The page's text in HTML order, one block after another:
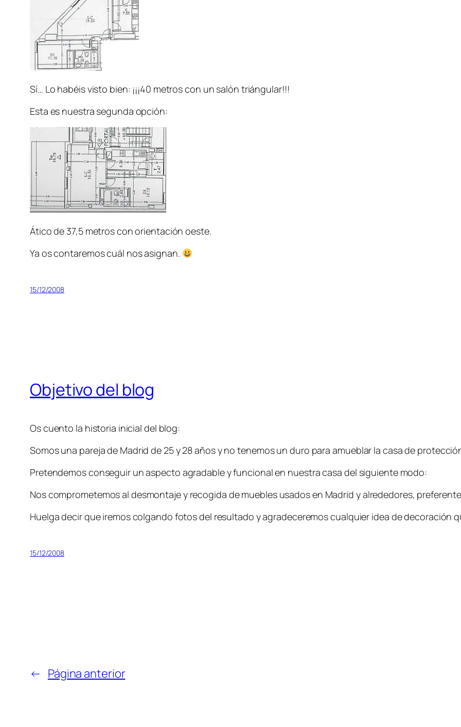
Sí… Lo habéis visto bien: ¡¡¡40 metros con un salón triángular!!!
Esta es nuestra segunda opción:
Ático de 37,5 metros con orientación oeste.
Ya os contaremos cuál nos asignan.
15/12/2008
Objetivo del blog
Os cuento la historia inicial del blog:
Somos una pareja de Madrid de 25 y 28 años y no tenemos un duro para amueblar la casa de
Pretendemos conseguir un aspecto agradable y funcional en nuestra casa del siguiente modo:
Nos comprometemos al desmontaje y recogida de muebles usados en Madrid y alrededores,
Huelga decir que iremos colgando fotos del resultado y agradeceremos cualquier idea de decoración
15/12/2008
← Página anterior